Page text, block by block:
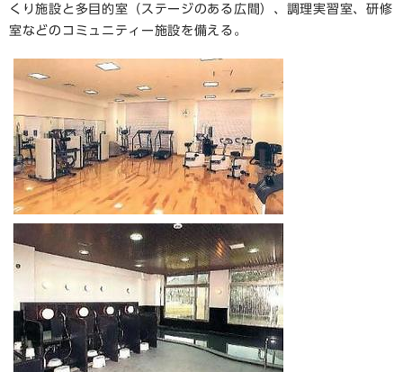
くり施設と多目的室（ステージのある広間）、調理実習室、研修
室などのコミュニティー施設を備える。